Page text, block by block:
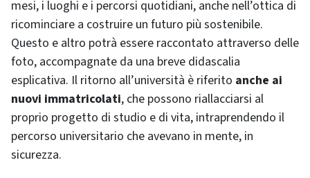
mesi, i luoghi e i percorsi quotidiani, anche nell’ottica di
ricominciare a costruire un futuro più sostenibile.
Questo e altro potrà essere raccontato attraverso delle
foto, accompagnate da una breve didascalia
esplicativa. Il ritorno all’università è riferito anche ai
nuovi immatricolati, che possono riallacciarsi al
proprio progetto di studio e di vita, intraprendendo il
percorso universitario che avevano in mente, in
sicurezza.